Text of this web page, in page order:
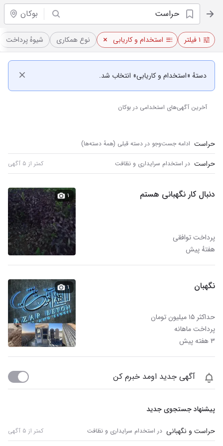
بوکان
۱ فیلتر استخدام و کاریابی نوع همکاری شیوهٔ پرداخت
دستهٔ «استخدام و کاریابی» انتخاب شد.
آخرین آگهی‌های استخدامی در بوکان
حراست ادامه جست‌و‌جو در دسته قبلی (همهٔ دسته‌ها)
حراست در استخدام سرایداری و نظافت کمتر از ۵ آگهی
دنبال کار نگهبانی هستم
پرداخت توافقی
هفتهٔ پیش
۱
نگهبان
حداکثر ۱۵ میلیون تومان
پرداخت ماهانه
۳ هفته پیش
۱
آگهی جدید اومد خبرم کن
پیشنهاد جستجوی جدید
حراست و نگهبانی در استخدام سرایداری و نظافت کمتر از ۵ آگهی